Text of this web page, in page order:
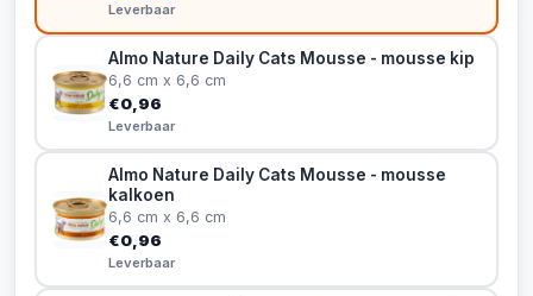
Leverbaar
Almo Nature Daily Cats Mousse - mousse kip
6,6 cm x 6,6 cm
€0,96
Leverbaar
Almo Nature Daily Cats Mousse - mousse
kalkoen
6,6 cm x 6,6 cm
€0,96
Leverbaar